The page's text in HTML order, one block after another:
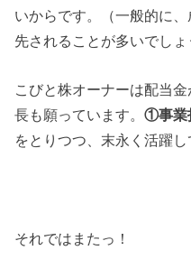
いからです。（一般的に
先されることが多いでしょ
こびと株オーナーは配当
長も願っています。①事業
をとりつつ、末永く活躍し
それではまたっ！